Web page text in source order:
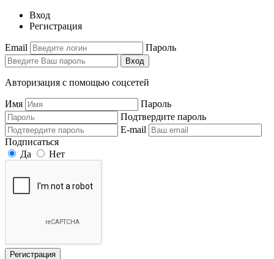
Вход
Регистрация
Email Пароль
Вход
Авторизация с помощью соцсетей
Имя
Пароль
Подтвердите пароль
E-mail
Подписаться
Да
Нет
Регистрация